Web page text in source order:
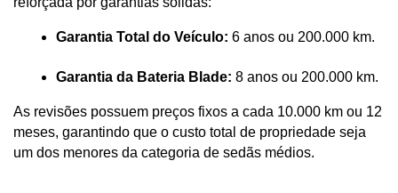
Garantia Total do Veículo: 6 anos ou 200.000 km.
Garantia da Bateria Blade: 8 anos ou 200.000 km.
As revisões possuem preços fixos a cada 10.000 km ou 12
meses, garantindo que o custo total de propriedade seja
um dos menores da categoria de sedãs médios.